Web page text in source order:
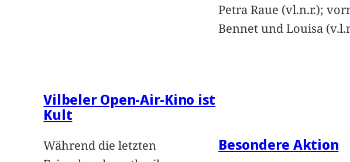
Vilbeler Open-Air-Kino ist
Kult
Während die letzten
Petra Raue (vl.n.r.);
Bennet und Louisa
Besondere Aktion